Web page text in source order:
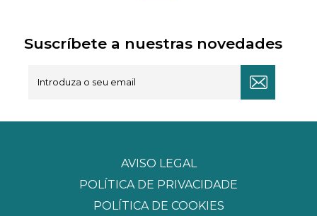
Suscríbete a nuestras novedades
AVISO LEGAL
POLÍTICA DE PRIVACIDADE
POLÍTICA DE COOKIES